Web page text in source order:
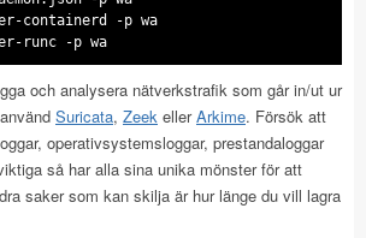
containerd -p wa
runc -p wa
och analysera nätverkstrafik som går in/ut ur
Suricata, Zeek ellerArkime. Försök att
operativsystemsloggar, prestandaloggar
så har alla sina unika mönster för att
saker som kan skilja är hur länge du vill lagra